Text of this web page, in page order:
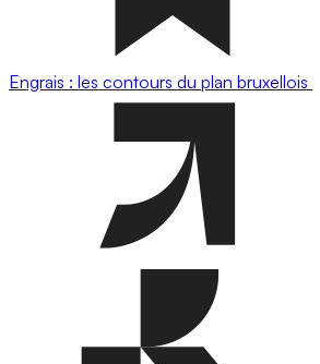
Engrais : les contours du plan bruxellois